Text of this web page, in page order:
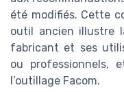
été modifiés. Cette
outil ancien illustre
fabricant et ses
ou professionnels,
l’outillage Facom.